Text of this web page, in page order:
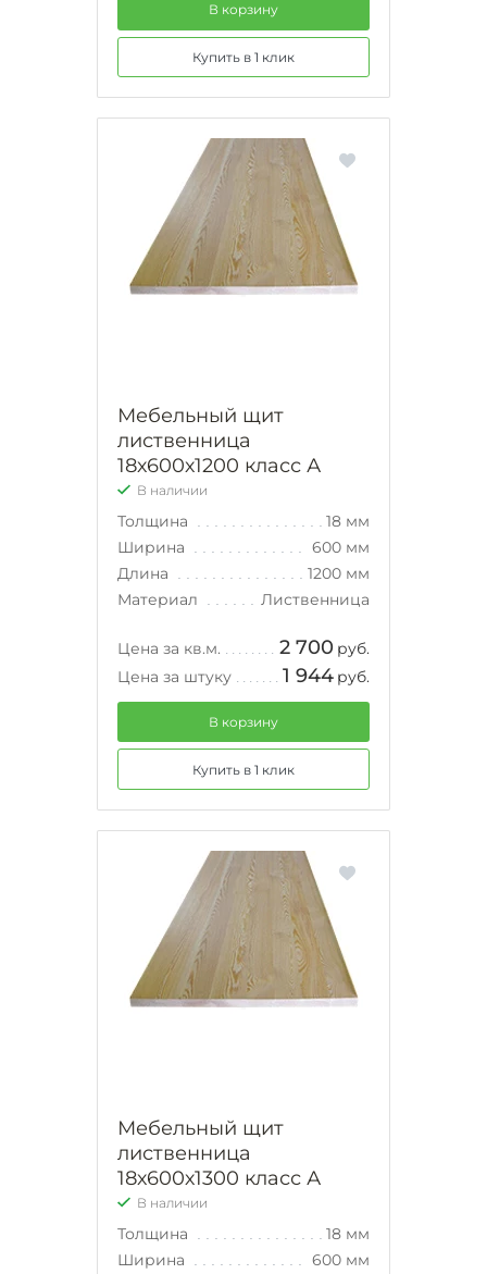
В корзину
Купить в 1 клик
Мебельный щит
лиственница
18х600х1200 класс А
В наличии
Толщина
18 мм
Ширина
600 мм
Длина
1200 мм
Материал
Лиственница
Цена за кв.м. 2 700 руб.
Цена за штуку
1 944 руб.
В корзину
Купить в 1 клик
Мебельный щит
лиственница
18х600х1300 класс А
В наличии
Толщина
18 мм
Ширина
600 мм